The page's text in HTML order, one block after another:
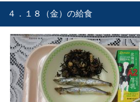
４．１８（金）の給食